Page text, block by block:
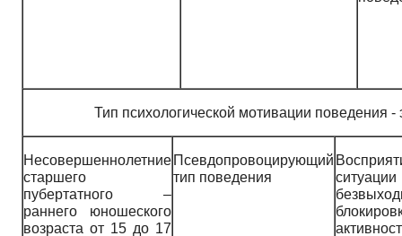
Тип психологической мотивации поведения -
Несовершеннолетние
старшего
пубертатного –
раннего юношеского
возраста от 15 до 17
Псевдопровоцирующий
тип поведения